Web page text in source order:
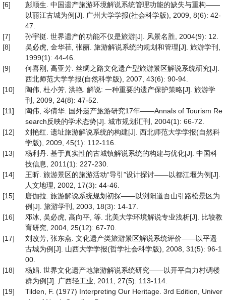
[6]
彭顺生. 中国遗产旅游环境解说系统管理功能的缺失与重构——
以丽江古城为例[J]. 广州大学学报(社会科学版), 2009, 8(6): 42-
47.
[7]
孙宇挺. 世界遗产的功能不仅是旅游[J]. 风景名胜, 2004(9): 12.
[8]
吴必虎, 金华荏, 张丽. 旅游解说系统的规划和管理[J]. 旅游学刊,
1999(1): 44-46.
[9]
何喜刚, 高亚芳. 丝绸之路文化遗产型旅游景区解说系统研究[J].
西北师范大学学报(自然科学版), 2007, 43(6): 90-94.
[10]
陶伟, 杜小芳, 洪艳. 解说: 一种重要的遗产保护策略[J]. 旅游学
刊, 2009, 24(8): 47-52.
[11]
陶伟, 岑倩华. 国外遗产旅游研究17年——Annals of Tourism Re
search反映的学术态势[J]. 城市规划汇刊, 2004(1): 66-72.
[12]
刘艳红. 遗址旅游解说系统的构建[J]. 西北师范大学学报(自然科
学版), 2009, 45(1): 112-116.
[13]
杨利丹. 基于真实性的古城镇解说系统的构建与优化[J]. 中国科
技信息, 2011(1): 227-230.
[14]
王昕. 旅游景区的旅游活动“导引”设计探讨——以都江堰为例[J].
人文地理, 2002, 17(3): 44-46.
[15]
唐伽拉. 旅游解说系统规划初探——以浏阳道吾山引路松景区为
例[J]. 旅游学刊, 2003, 18(3): 14-17.
[16]
邓冰, 吴必虎, 高向平, 等. 北美大学环境解说专业浅析[J]. 比较教
育研究, 2004, 25(12): 67-70.
[17]
刘改芳, 张东燕. 文化遗产类旅游景区解说系统评价——以平遥
古城为例[J]. 山西大学学报(哲学社会科学版), 2008, 31(5): 96-1
00.
[18]
杨娟. 世界文化遗产地旅游解说系统研究——以开平自力村碉楼
群为例[J]. 广西轻工业, 2011, 27(5): 113-114.
[19]
Tilden, F. (1977) Interpreting Our Heritage. 3rd Edition, Univer